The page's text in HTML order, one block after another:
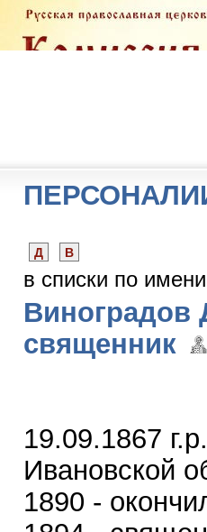
Д В
в списки по
Виноградов
священник
19.09.1867
Ивановской
1890 -